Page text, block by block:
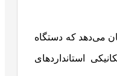
می‌دهد که دستگاه
استانداردهای